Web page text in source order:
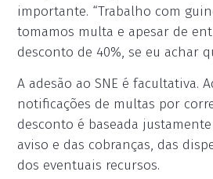
importante. “Trabalho com
tomamos multa e apesar de
desconto de 40%, se eu achar
A adesão ao SNE é facultativa.
notificações de multas por
desconto é baseada
aviso e das cobranças, das
dos eventuais recursos.